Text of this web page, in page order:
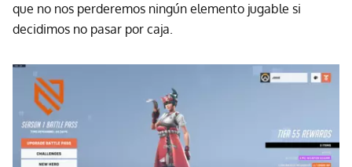
que no nos perderemos ningún elemento jugable si
decidimos no pasar por caja.